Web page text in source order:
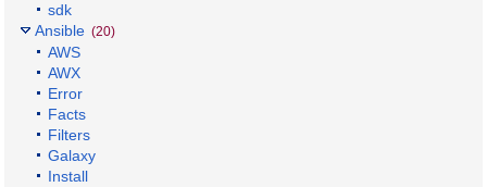
sdk
Ansible (20)
AWS
AWX
Error
Facts
Filters
Galaxy
Install